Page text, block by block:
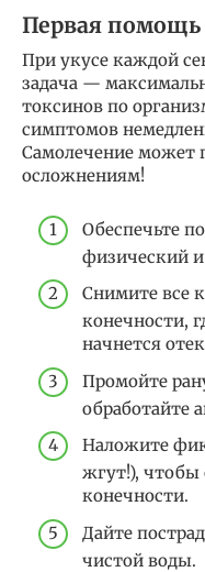
Первая помощь
При укусе каждой
задача —
токсинов по
симптомов
Самолечение может
осложнениям!
Обеспечьте
физический
Снимите все
конечности,
начнется
Промойте
обработайте
Наложите
жгут!), чтобы
конечности.
Дайте
чистой воды.